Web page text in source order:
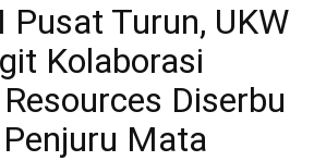
Pusat Turun, UKW
Kolaborasi
Diserbu
Mata